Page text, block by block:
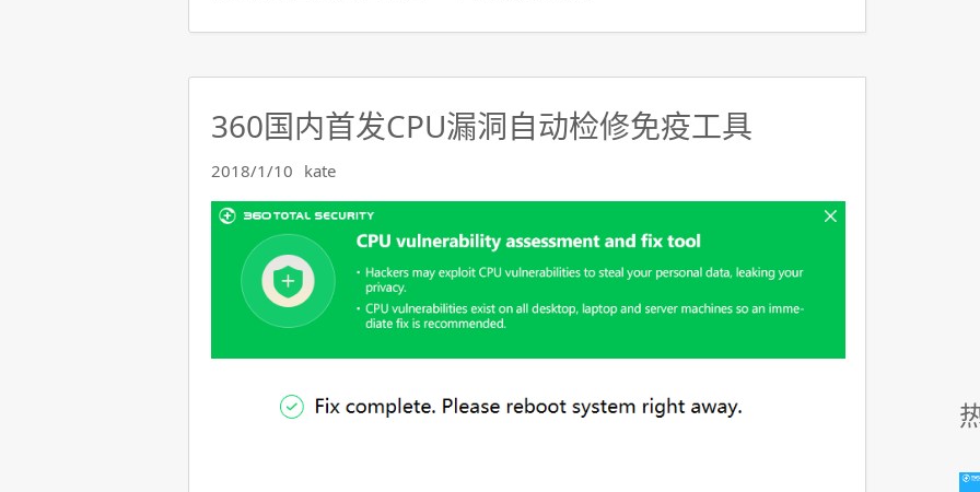
360国内首发CPU漏洞自动检修免疫工具
2018/1/10 kate